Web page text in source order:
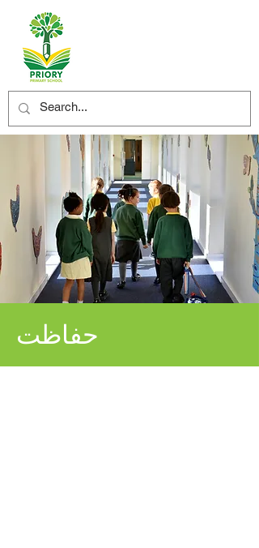
حفاظت